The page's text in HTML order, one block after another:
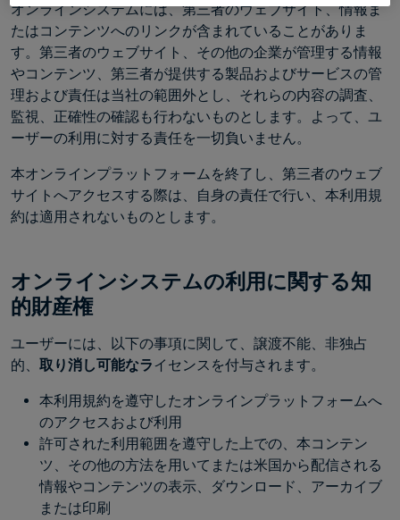
オンラインシステムには、第三者のウェブサイト、情報ま
たはコンテンツへのリンクが含まれていることがありま
す。第三者のウェブサイト、その他の企業が管理する情報
やコンテンツ、第三者が提供する製品およびサービスの管
理および責任は当社の範囲外とし、それらの内容の調査、
監視、正確性の確認も行わないものとします。よって、ユ
ーザーの利用に対する責任を一切負いません。
本オンラインプラットフォームを終了し、第三者のウェブ
サイトへアクセスする際は、自身の責任で行い、本利用規
約は適用されないものとします。
オンラインシステムの利用に関する知
的財産権
ユーザーには、以下の事項に関して、譲渡不能、非独占
的、 取り消し可能なライセンスを付与されます。
本利用規約を遵守したオンラインプラットフォームへ
のアクセスおよび利用
許可された利用範囲を遵守した上での、本コンテン
ツ、その他の方法を用いてまたは米国から配信される
情報やコンテンツの表示、ダウンロード、アーカイブ
または印刷